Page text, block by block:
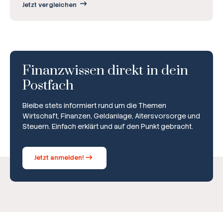
Jetzt vergleichen
Finanzwissen direkt in dein
Postfach
Bleibe stets informiert rund um die Themen
Wirtschaft, Finanzen, Geldanlage, Altersvorsorge und
Steuern. Einfach erklärt und auf den Punkt gebracht.
Jetzt anmelden!